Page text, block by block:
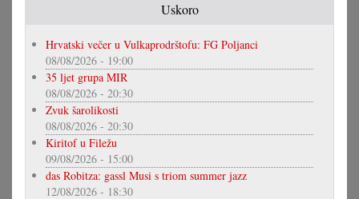
Uskoro
Hrvatski večer u Vulkaprodrštofu: FG Poljanci
08/08/2026 - 19:00
35 ljet grupa MIR
08/08/2026 - 20:30
Zvuk šarolikosti
08/08/2026 - 20:30
Kiritof u Filežu
09/08/2026 - 15:00
das Robitza: gassl Musi s triom summer jazz
12/08/2026 - 18:30